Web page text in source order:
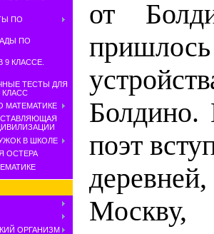
ПО
ПО
9 КЛАССЕ.
ТЕСТЫ ДЛЯ
КЛАСС
МАТЕМАТИКЕ
В ШКОЛЕ
ОСТЕРА
ОРГАНИЗМ
от
Болдино.
поэт